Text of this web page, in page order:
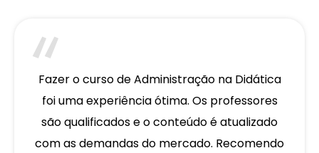
Fazer o curso de Administração na Didática
foi uma experiência ótima. Os professores
são qualificados e o conteúdo é atualizado
com as demandas do mercado. Recomendo